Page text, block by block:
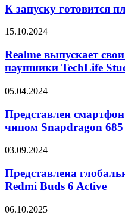
готовится
планшет
Redmi
SE
8.7
К запуску готовится
Realme
свои
первые
полноразмерные
TechLife
H1
15.10.2024
Realme выпускает
наушники TechLife
Представлен
Vivo
V30
Lite
с
Snapdragon
685
05.04.2024
Представлен
чипом Snapdragon 685
Представлена
версия
наушников
Redmi
6
03.09.2024
Представлена
Redmi Buds 6 Active
Sony
06.10.2025